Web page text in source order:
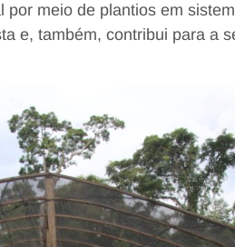
meio de plantios em
e, também, contribui para a